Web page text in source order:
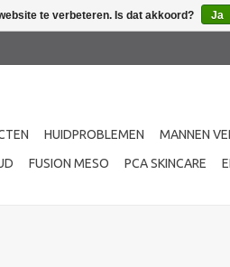
HUIDPROBLEMEN MANNEN
FUSION MESO PCA SKINCARE
te verbeteren. Is dat akkoord? Ja